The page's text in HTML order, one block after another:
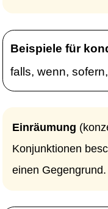
Beispiele für
falls, wenn,
Einräumung
Konjunktionen
einen Gegengrund.